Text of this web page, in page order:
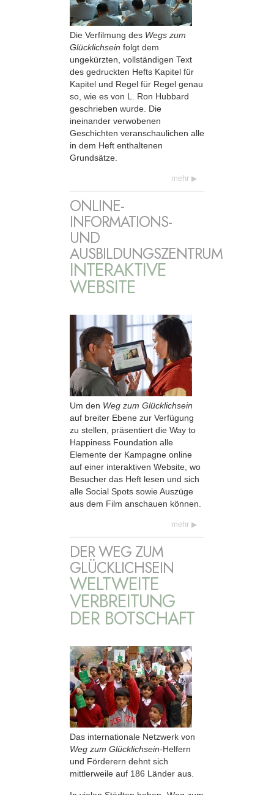
Die Verfilmung des Wegs zum
Glücklichsein folgt dem
ungekürzten, vollständigen Text
des gedruckten Hefts Kapitel für
Kapitel und Regel für Regel genau
so, wie es von L. Ron Hubbard
geschrieben wurde. Die
ineinander verwobenen
Geschichten veranschaulichen alle
in dem Heft enthaltenen
Grundsätze.
mehr
ONLINE-
INFORMATIONS-
UND
AUSBILDUNGSZENTRUM
INTERAKTIVE
WEBSITE
Um den Weg zum Glücklichsein
auf breiter Ebene zur Verfügung
zu stellen, präsentiert die Way to
Happiness Foundation alle
Elemente der Kampagne online
auf einer interaktiven Website, wo
Besucher das Heft lesen und sich
alle Social Spots sowie Auszüge
aus dem Film anschauen können.
mehr
DER WEG ZUM
GLÜCKLICHSEIN
WELTWEITE
VERBREITUNG
DER BOTSCHAFT
Das internationale Netzwerk von
Weg zum Glücklichsein-Helfern
und Förderern dehnt sich
mittlerweile auf 186 Länder aus.